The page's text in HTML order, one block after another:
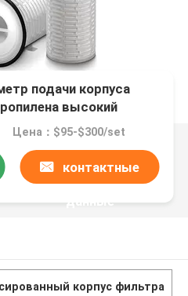
подачи корпуса
высокий
Цена：$95-$300/set
контактные
данные
корпус фильтра